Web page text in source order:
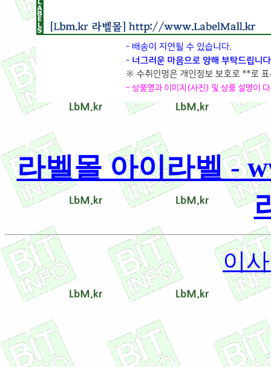
라벨몰 아이라벨 -
이